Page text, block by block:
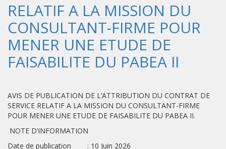
RELATIF A LA MISSION DU
CONSULTANT-FIRME POUR
MENER UNE ETUDE DE
FAISABILITE DU PABEA II
AVIS DE PUBLICATION DE L’ATTRIBUTION DU CONTRAT DE
SERVICE RELATIF A LA MISSION DU CONSULTANT-FIRME
POUR MENER UNE ETUDE DE FAISABILITE DU PABEA II.
NOTE D’INFORMATION
Date de publication : 10 Juin 2026